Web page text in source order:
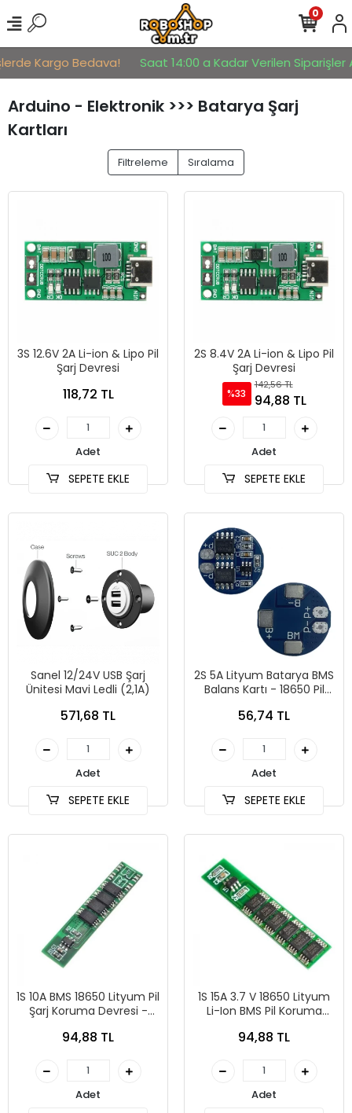
Kargo Bedava! Saat 14:00 a Kadar Verilen Siparişler
0
Arduino - Elektronik >>> Batarya Şarj
Kartları
Filtreleme Sıralama
3S 12.6V 2A Li-ion & Lipo Pil
Şarj Devresi
118,72 TL
Adet
SEPETE EKLE
2S 8.4V 2A Li-ion & Lipo Pil
Şarj Devresi
%33
142,56 TL
94,88 TL
Adet
SEPETE EKLE
Sanel 12/24V USB Şarj
Ünitesi Mavi Ledli (2,1A)
571,68 TL
Adet
SEPETE EKLE
2S 5A Lityum Batarya BMS
Balans Kartı - 18650 Pil
56,74 TL
Adet
SEPETE EKLE
1S 10A BMS 18650 Lityum Pil
Şarj Koruma Devresi -
94,88 TL
Adet
1S 15A 3.7 V 18650 Lityum
Li-Ion BMS Pil Koruma
94,88 TL
Adet